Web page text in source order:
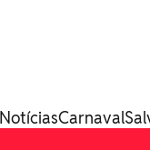
Carnaval